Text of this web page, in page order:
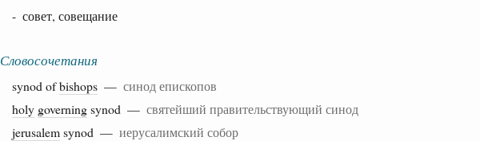
- совет, совещание
Словосочетания
synod ofbishops — синод епископов
holy governingsynod — святейший правительствующий синод
jerusalemsynod — иерусалимский собор